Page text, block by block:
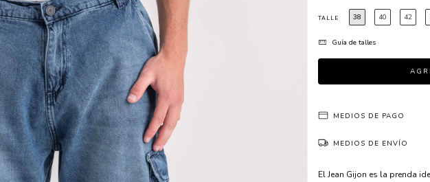
TALLE 38 40 42
Guía de talles
MEDIOS DE PAGO
MEDIOS DE ENVÍO
El Jean Gijon es la prenda